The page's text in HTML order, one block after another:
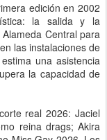
edición en 2002
la salida y la
Central para
las instalaciones de
una asistencia
la capacidad de
real 2026: Jaciel
reina drags; Akira